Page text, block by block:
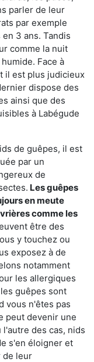
parler de leur
par exemple
3 ans. Tandis
comme la nuit
Face à
il est plus judicieux
dispose des
ainsi que des
à Labégude
de guêpes, il est
par un
de
Les guêpes
en meute
comme les
être des
y touchez ou
exposez à de
notamment
les allergiques
guêpes sont
vous n'êtes pas
peut devenir une
des cas, nids
s'en éloigner et
de leur